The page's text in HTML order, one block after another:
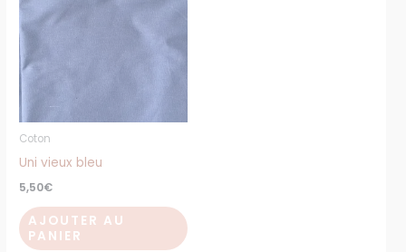
Coton
Uni vieux bleu
5,50€
AJOUTER AU
PANIER